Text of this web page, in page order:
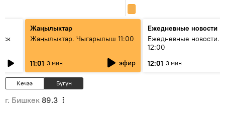
Жаңылыктар
Жаңылыктар. Чыгарылыш 11:00
11:01 3 мин эфир
Ежедневные новости
Ежедневные новости.
12:00
12:01 3 мин
Кечээ Бүгүн
г. Бишкек 89.3